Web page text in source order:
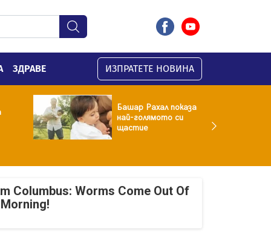
ЗДРАВЕ ИЗПРАТЕТЕ НОВИНА
Лена потроши луди
пари за Деа в
Дисниленд
Columbus: Worms Come Out Of